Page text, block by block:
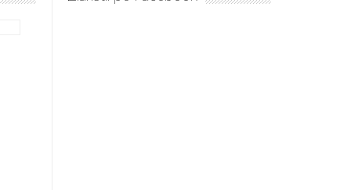
Sculați, sculați, boieri mari! Sara Nukina are nevoie de